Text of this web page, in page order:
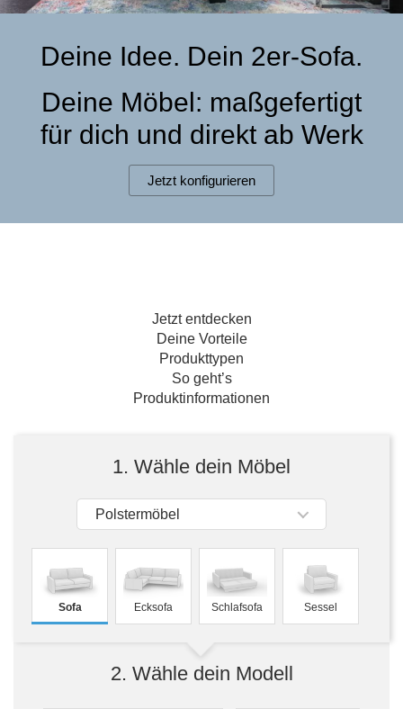
Schuhschrank
Hängeschrank
Hängeboard
TV-Möbel
aus
Massivholz
Badregal
SpiegelschrankPolstermöbel
Sofa
Ecksofa
Sessel
Schlafsofa
Küche
Produktlinie
Selection
Outdoorküche
Deine Idee. Dein 2er-Sofa.
Deine Möbel: maßgefertigt
für dich und direkt ab Werk
Jetzt konfigurieren
Jetzt entdecken
Deine Vorteile
Produkttypen
So geht’s
Produktinformationen
1. Wähle dein Möbel
Polstermöbel
Sofa Ecksofa Schlafsofa Sessel
2. Wähle dein Modell
Wandboards